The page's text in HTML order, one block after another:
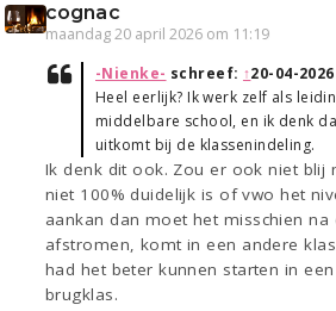
cognac
maandag 20 april 2026 om 11:19
-Nienke- schreef: ↑20-04-
Heel eerlijk? Ik werk zelf als
middelbare school, en ik denk
uitkomt bij de klassenindeling.
Ik denk dit ook. Zou er ook niet blij
niet 100% duidelijk is of vwo het
aankan dan moet het misschien na
afstromen, komt in een andere
had het beter kunnen starten in
brugklas.